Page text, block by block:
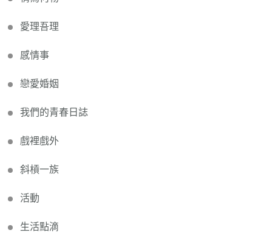
愛理吾理
感情事
戀愛婚姻
我們的青春日誌
戲裡戲外
斜槓一族
活動
生活點滴